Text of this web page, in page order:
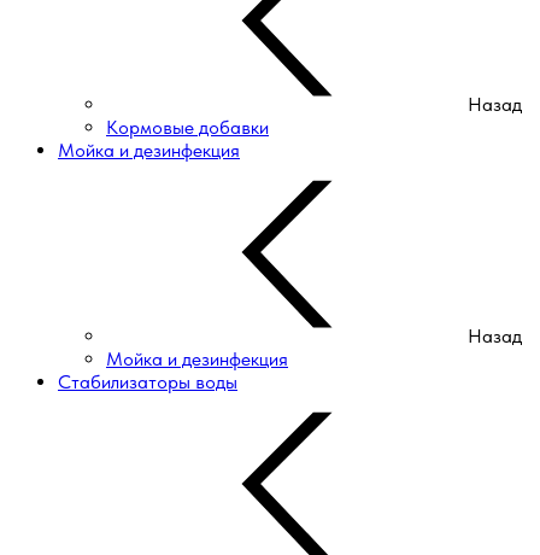
Назад
Кормовые добавки
Мойка и дезинфекция
Назад
Мойка и дезинфекция
Стабилизаторы воды